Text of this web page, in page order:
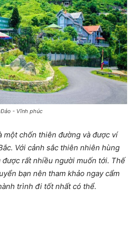
- Vĩnh phúc
một chốn thiên đường và được ví
Với cảnh sắc thiên nhiên hùng
được rất nhiều người muốn tới. Thế
bạn nên tham khảo ngay cẩm
trình đi tốt nhất có thể.